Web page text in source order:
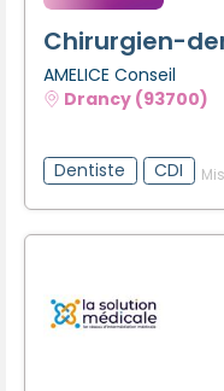
Chirurgien-
AMELICE Conseil
Drancy (93700)
Dentiste CDI